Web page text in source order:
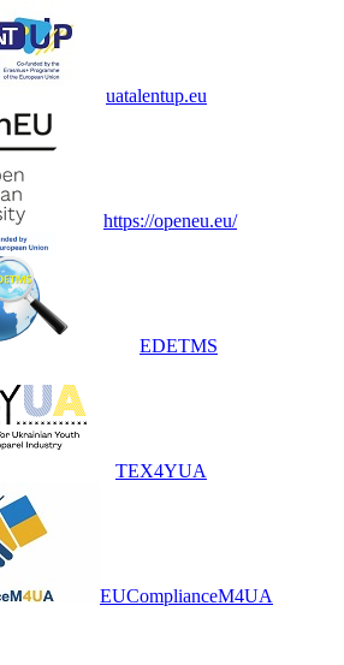
uatalentup.eu
https://openeu.eu/
EDETMS
TEX4YUA
EUComplianceM4UA